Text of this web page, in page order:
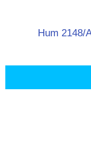
Hum 2148/